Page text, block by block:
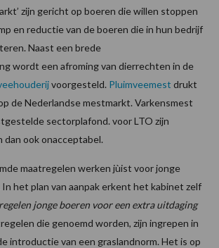
zijn gericht op boeren die willen stoppen
en reductie van de boeren die in hun bedrijf
Naast een brede
wordt een afroming van dierrechten in de
voorgesteld. Pluimveemest drukt
de Nederlandse mestmarkt. Varkensmest
sectorplafond. voor LTO zijn
dan ook onacceptabel.
maatregelen werken jùist voor jonge
het plan van aanpak erkent het kabinet zelf
jonge boeren voor een extra uitdaging
die genoemd worden, zijn ingrepen in
introductie van een graslandnorm. Het is op